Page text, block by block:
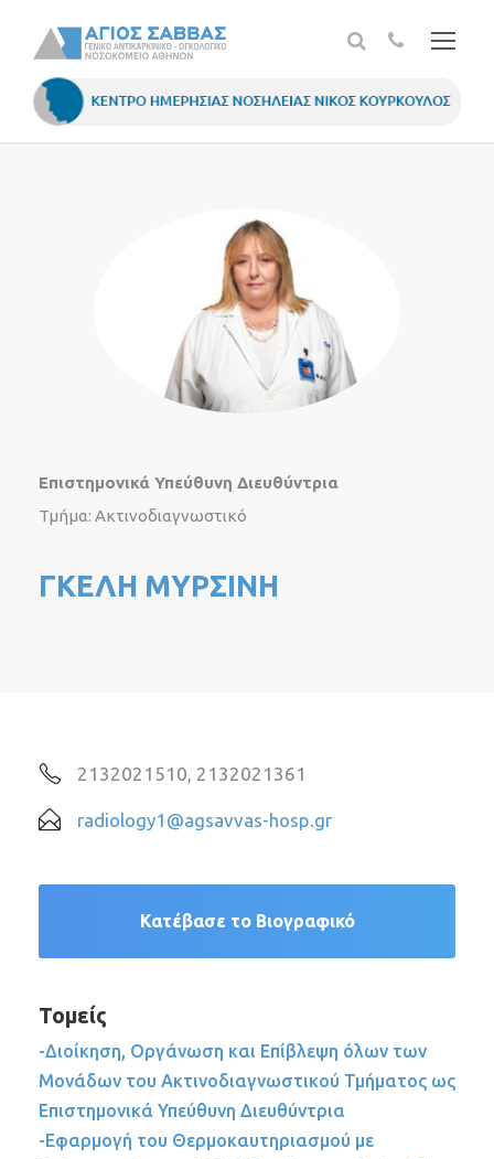
Επιστημονικά Υπεύθυνη Διευθύντρια
Τμήμα: Ακτινοδιαγνωστικό
ΓΚΕΛΗ ΜΥΡΣΙΝΗ
2132021510, 2132021361
radiology1@agsavvas-hosp.gr
Κατέβασε το Βιογραφικό
Τομείς
-Διοίκηση, Οργάνωση και Επίβλεψη όλων των
Μονάδων του Ακτινοδιαγνωστικού Τμήματος ως
Επιστημονικά Υπεύθυνη Διευθύντρια
-Εφαρμογή του Θερμοκαυτηριασμού με